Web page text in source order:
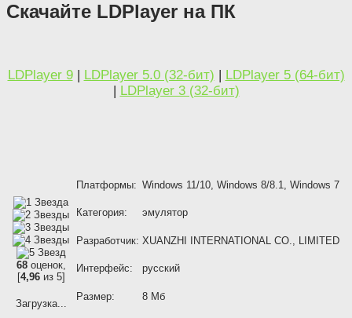
Скачайте LDPlayer на ПК
LDPlayer 9| LDPlayer 5.0 (32-бит) | LDPlayer 5 (64-бит)
| LDPlayer 3 (32-бит)
68оценок,
[4,96из 5]
Загрузка...
Платформы: Windows 11/10, Windows 8/8.1, Windows 7
Категория: эмулятор
Разработчик: XUANZHI INTERNATIONAL CO., LIMITED
Интерфейс: русский
Размер: 8 Мб